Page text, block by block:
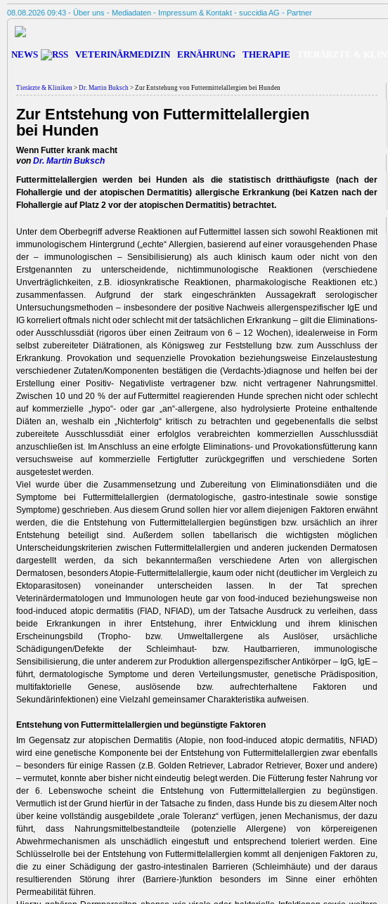
08.08.2026 09:43 - Über uns - Mediadaten - Impressum & Kontakt - succidia AG - Partner
NEWS VETERINÄRMEDIZIN ERNÄHRUNG THERAPIE
Tierärzte & Kliniken > Dr. Martin Buksch > Zur Entstehung von Futtermittelallergien bei Hunden
Zur Entstehung von Futtermittelallergien
bei Hunden
Wenn Futter krank macht
von Dr. Martin Buksch
Futtermittelallergien werden bei Hunden als die statistisch dritthäufigste (nach der
Flohallergie und der atopischen Dermatitis) allergische Erkrankung (bei Katzen nach der
Flohallergie auf Platz 2 vor der atopischen Dermatitis) betrachtet.
Unter dem Oberbegriff adverse Reaktionen auf Futtermittel lassen sich sowohl Reaktionen mit
immunologischem Hintergrund („echte“ Allergien, basierend auf einer vorausgehenden Phase
der – immunologischen – Sensibilisierung) als auch klinisch kaum oder nicht von den
Erstgenannten zu unterscheidende, nichtimmunologische Reaktionen (verschiedene
Unverträglichkeiten, z.B. idiosynkratische Reaktionen, pharmakologische Reaktionen etc.)
zusammenfassen. Aufgrund der stark eingeschränkten Aussagekraft serologischer
Untersuchungsmethoden – insbesondere der positive Nachweis allergenspezifischer IgE und
IG korreliert oftmals nicht oder schlecht mit der tatsächlichen Erkrankung – gilt die Eliminations-
oder Ausschlussdiät (rigoros über einen Zeitraum von 6 – 12 Wochen), idealerweise in Form
selbst zubereiteter Diätrationen, als Königsweg zur Feststellung bzw. zum Ausschluss der
Erkrankung. Provokation und sequenzielle Provokation beziehungsweise Einzelaustestung
verschiedener Zutaten/Komponenten bestätigen die (Verdachts-)diagnose und helfen bei der
Erstellung einer Positiv- Negativliste vertragener bzw. nicht vertragener Nahrungsmittel.
Zwischen 10 und 20 % der auf Futtermittel reagierenden Hunde sprechen nicht oder schlecht
auf kommerzielle „hypo“- oder gar „an“-allergene, also hydrolysierte Proteine enthaltende
Diäten an, weshalb ein „Nichterfolg“ kritisch zu betrachten und gegebenenfalls die selbst
zubereitete Ausschlussdiät einer erfolglos verabreichten kommerziellen Ausschlussdiät
anzuschließen ist. Im Anschluss an eine erfolgte Eliminations- und Provokationsfütterung kann
versuchsweise auf kommerzielle Fertigfutter zurückgegriffen und verschiedene Sorten
ausgetestet werden.
Viel wurde über die Zusammensetzung und Zubereitung von Eliminationsdiäten und die
Symptome bei Futtermittelallergien (dermatologische, gastro-intestinale sowie sonstige
Symptome) geschrieben. Aus diesem Grund sollen hier vor allem diejenigen Faktoren erwähnt
werden, die die Entstehung von Futtermittelallergien begünstigen bzw. ursächlich an ihrer
Entstehung beteiligt sind. Außerdem sollen tabellarisch die wichtigsten möglichen
Unterscheidungskriterien zwischen Futtermittelallergien und anderen juckenden Dermatosen
dargestellt werden, da sich bekanntermaßen verschiedene Arten von allergischen
Dermatosen, besonders Atopie-Futtermittelallergie, kaum oder nicht (deutlicher im Vergleich zu
Ektoparasitosen) voneinander unterscheiden lassen. In der Tat sprechen
Veterinärdermatologen und Immunologen heute gar von food-induced beziehungsweise non
food-induced atopic dermatitis (FIAD, NFIAD), um der Tatsache Ausdruck zu verleihen, dass
beide Erkrankungen in ihrer Entstehung, ihrer Entwicklung und ihrem klinischen
Erscheinungsbild (Tropho- bzw. Umweltallergene als Auslöser, ursächliche
Schädigungen/Defekte der Schleimhaut- bzw. Hautbarrieren, immunologische
Sensibilisierung, die unter anderem zur Produktion allergenspezifischer Antikörper – IgG, IgE –
führt, dermatologische Symptome und deren Verteilungsmuster, genetische Prädisposition,
multifaktorielle Genese, auslösende bzw. aufrechterhaltene Faktoren und
Sekundärinfektionen) eine Vielzahl gemeinsamer Charakteristika aufweisen.
Entstehung von Futtermittelallergien und begünstigte Faktoren
Im Gegensatz zur atopischen Dermatitis (Atopie, non food-induced atopic dermatitis, NFIAD)
wird eine genetische Komponente bei der Entstehung von Futtermittelallergien zwar ebenfalls
– besonders für einige Rassen (z.B. Golden Retriever, Labrador Retriever, Boxer und andere)
– vermutet, konnte aber bisher nicht eindeutig belegt werden. Die Fütterung fester Nahrung vor
der 6. Lebenswoche scheint die Entstehung von Futtermittelallergien zu begünstigen.
Vermutlich ist der Grund hierfür in der Tatsache zu finden, dass Hunde bis zu diesem Alter noch
über keine vollständig ausgebildete „orale Toleranz“ verfügen, jenen Mechanismus, der dazu
führt, dass Nahrungsmittelbestandteile (potenzielle Allergene) von körpereigenen
Abwehrmechanismen als unschädlich eingestuft und entsprechend toleriert werden. Eine
Schlüsselrolle bei der Entstehung von Futtermittelallergien kommt all denjenigen Faktoren zu,
die zu einer Schädigung der gastro-intestinalen Barrieren (Schleimhäute) und der daraus
resultierenden Störung ihrer (Barriere-)funktion besonders im Sinne einer erhöhten
Permeabilität führen.